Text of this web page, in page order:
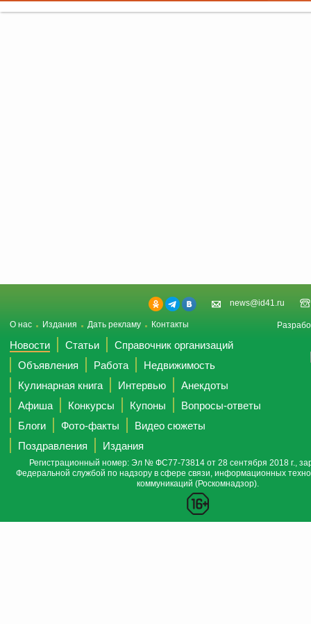
news@id41.ru
О нас Издания Дать рекламу Контакты
Новости Статьи
Справочник организаций
Объявления
Работа
Недвижимость
Кулинарная книга
Интервью
Анекдоты
Афиша
Конкурсы Купоны
Вопросы-ответы
Блоги
Фото-факты
Видео сюжеты
Поздравления
Издания
Регистрационный номер: Эл № ФС77-73814 от 28 сентября 2018 г.,
Федеральной службой по надзору в сфере связи, информационных
коммуникаций (Роскомнадзор).